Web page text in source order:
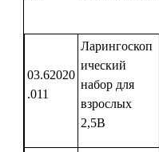
03.62020
.011
Ларингоскоп
ический
набор для
взрослых
2,5В